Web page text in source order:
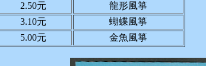
2.50元
龍形風箏
3.10元
蝴蝶風箏
5.00元
金魚風箏